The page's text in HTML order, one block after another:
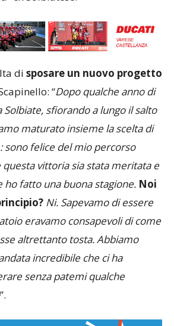
sposare un nuovo progetto
“Dopo qualche anno di
Solbiate, sfiorando a lungo il salto
maturato insieme la scelta di
sono felice del mio percorso
questa vittoria sia stata meritata e
fatto una buona stagione.
Ni. Sapevamo di essere
eravamo consapevoli di come
altrettanto tosta. Abbiamo
incredibile che ci ha
senza patemi qualche